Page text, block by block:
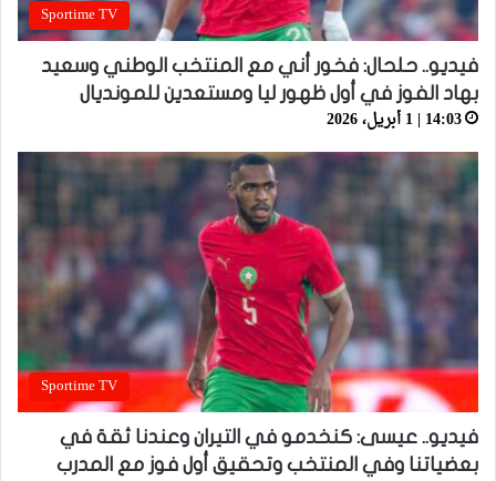
Sportime TV
فيديو.. حلحال: فخور أني مع المنتخب الوطني وسعيد
بهاد الفوز في أول ظهور ليا ومستعدين للمونديال
14:03 | 1 أبريل، 2026
Sportime TV
فيديو.. عيسى: كنخدمو في التيران وعندنا ثقة في
بعضياتنا وفي المنتخب وتحقيق أول فوز مع المدرب